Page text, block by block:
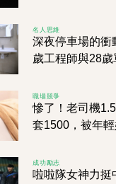
95%
名人思維
深夜停車場的衝
歲工程師與28歲
的刺激邂逅！
職場競爭
慘了！老司機
套1500，被年
抄！
成功勵志
啦啦隊女神力挺